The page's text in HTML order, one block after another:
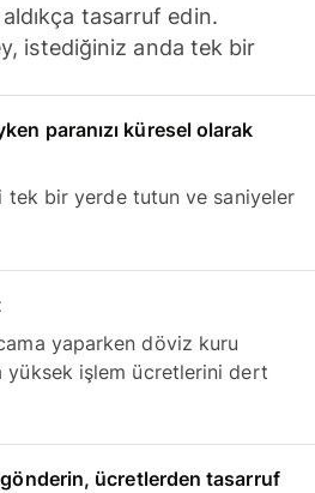
tasarruf edin.
istediğiniz anda tek bir
paranızı küresel olarak
tek bir yerde tutun ve saniyeler
yaparken döviz kuru
yüksek işlem ücretlerini dert
gönderin, ücretlerden tasarruf